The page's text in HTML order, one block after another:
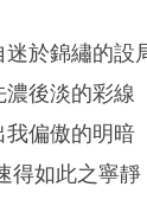
於錦繡的設
後淡的彩線
我偏傲的明暗
得如此之寧